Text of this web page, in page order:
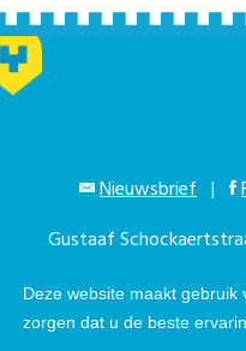
Deze website maakt
zorgen dat u de beste
Nieuwsbrief |
Gustaaf
364 65 00|